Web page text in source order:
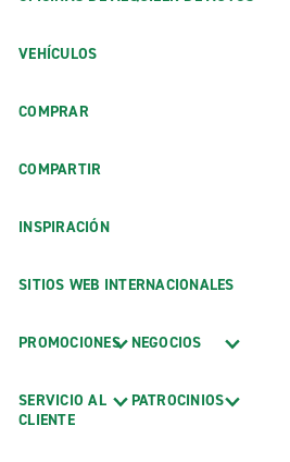
VEHÍCULOS
COMPRAR
COMPARTIR
INSPIRACIÓN
SITIOS WEB INTERNACIONALES
PROMOCIONES
SERVICIO AL
CLIENTE
NEGOCIOS
PATROCINIOS